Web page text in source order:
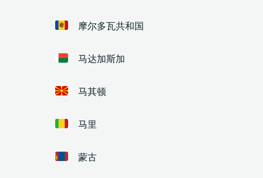
摩尔多瓦共和国
马达加斯加
马其顿
马里
蒙古